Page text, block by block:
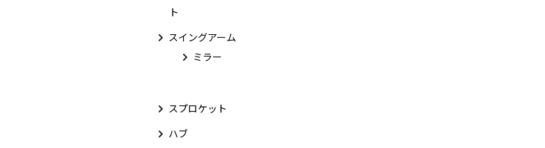
ト
スイングアーム
ミラー
スプロケット
ハブ